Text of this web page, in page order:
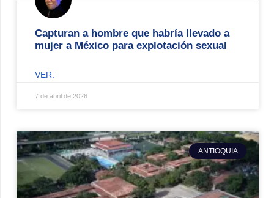
Capturan a hombre que habría llevado a
mujer a México para explotación sexual
VER.
7 de abril de 2026
ANTIOQUIA